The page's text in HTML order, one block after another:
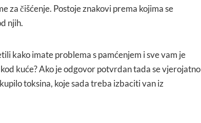
za čišćenje. Postoje znakovi prema kojima se
njih.
kako imate problema s pamćenjem i sve vam je
kuće? Ako je odgovor potvrdan tada se vjerojatno
toksina, koje sada treba izbaciti van iz